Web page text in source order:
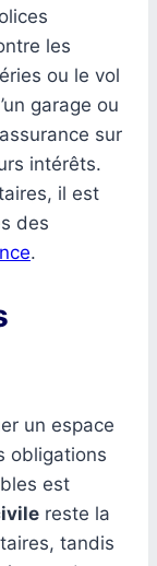
les
ou le vol
garage ou
sur
intérêts.
il est
des
.
un espace
obligations
est
reste la
tandis